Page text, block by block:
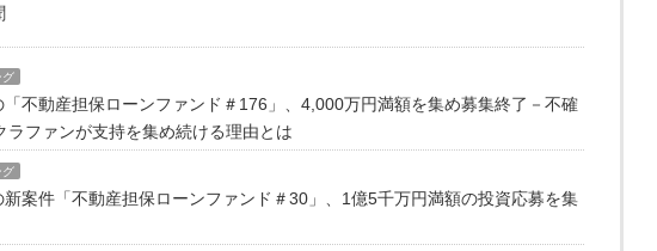
グ
不動産担保ローンファンド＃176」、4,000万円満額を集め募集終了－不確
ファンが支持を集め続ける理由とは
グ
案件「不動産担保ローンファンド＃30」、1億5千万円満額の投資応募を集